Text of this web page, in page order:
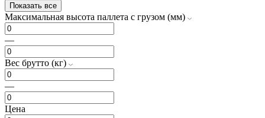
Показать все
Максимальная высота паллета с грузом (мм)
—
Вес брутто (кг)
—
Цена